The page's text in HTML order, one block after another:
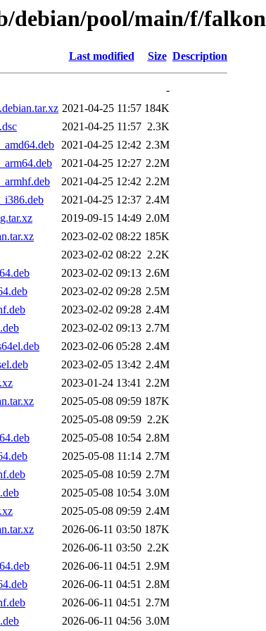
debian/pool/main/f/falkon
Last modified Size Description
-
2021-04-25 11:57 184K
2021-04-25 11:57 2.3K
2021-04-25 12:42 2.3M
2021-04-25 12:27 2.2M
2021-04-25 12:42 2.2M
2021-04-25 12:37 2.4M
2019-09-15 14:49 2.0M
2023-02-02 08:22 185K
2023-02-02 08:22 2.2K
2023-02-02 09:13 2.6M
2023-02-02 09:28 2.5M
2023-02-02 09:28 2.4M
2023-02-02 09:13 2.7M
2023-02-06 05:28 2.4M
2023-02-05 13:42 2.4M
2023-01-24 13:41 2.2M
2025-05-08 09:59 187K
2025-05-08 09:59 2.2K
2025-05-08 10:54 2.8M
2025-05-08 11:14 2.7M
2025-05-08 10:59 2.7M
2025-05-08 10:54 3.0M
2025-05-08 09:59 2.4M
2026-06-11 03:50 187K
2026-06-11 03:50 2.2K
2026-06-11 04:51 2.9M
2026-06-11 04:51 2.8M
2026-06-11 04:51 2.7M
2026-06-11 04:56 3.0M